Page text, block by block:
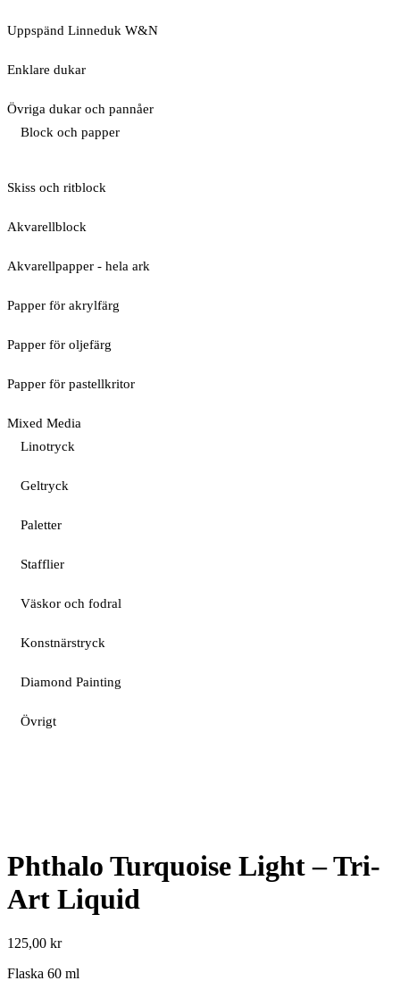
Uppspänd Linneduk W&N
Enklare dukar
Övriga dukar och pannåer
Block och papper
Skiss och ritblock
Akvarellblock
Akvarellpapper - hela ark
Papper för akrylfärg
Papper för oljefärg
Papper för pastellkritor
Mixed Media
Linotryck
Geltryck
Paletter
Stafflier
Väskor och fodral
Konstnärstryck
Diamond Painting
Övrigt
Phthalo Turquoise Light – Tri-
Art Liquid
125,00 kr
Flaska 60 ml